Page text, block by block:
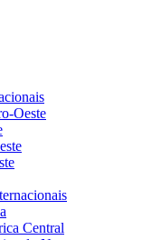
Oeste
Central